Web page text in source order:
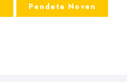
Pendeta Noven